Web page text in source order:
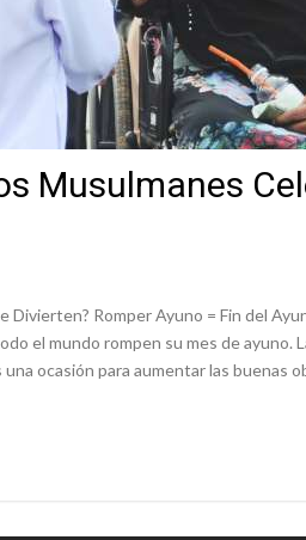
Musulmanes
Divierten? Romper Ayuno = Fin del
el mundo rompen su mes de ayuno.
ocasión para aumentar las buenas